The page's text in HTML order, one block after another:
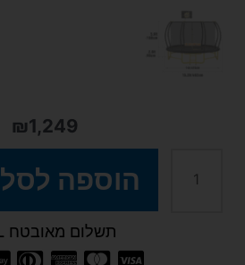
₪1,249
הוספה לסל
תשלום מאובטח SSL